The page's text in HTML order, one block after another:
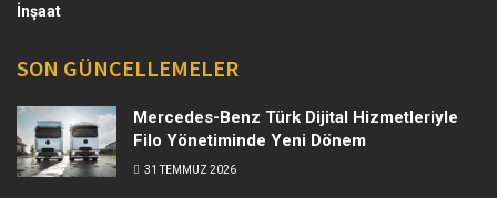
İnşaat
SON GÜNCELLEMELER
Mercedes-Benz Türk Dijital Hizmetleriyle
Filo Yönetiminde Yeni Dönem
31 TEMMUZ 2026